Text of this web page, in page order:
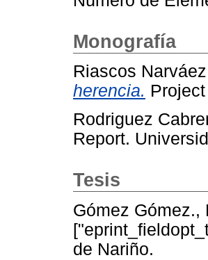
Monografía
Riascos
herencia.
Rodriguez
Report.
Tesis
Gómez Gómez.,
de Nariño.